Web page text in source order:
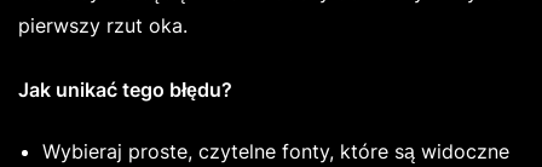
pierwszy rzut oka.
Jak unikać tego błędu?
Wybieraj proste, czytelne fonty, które są widoczne